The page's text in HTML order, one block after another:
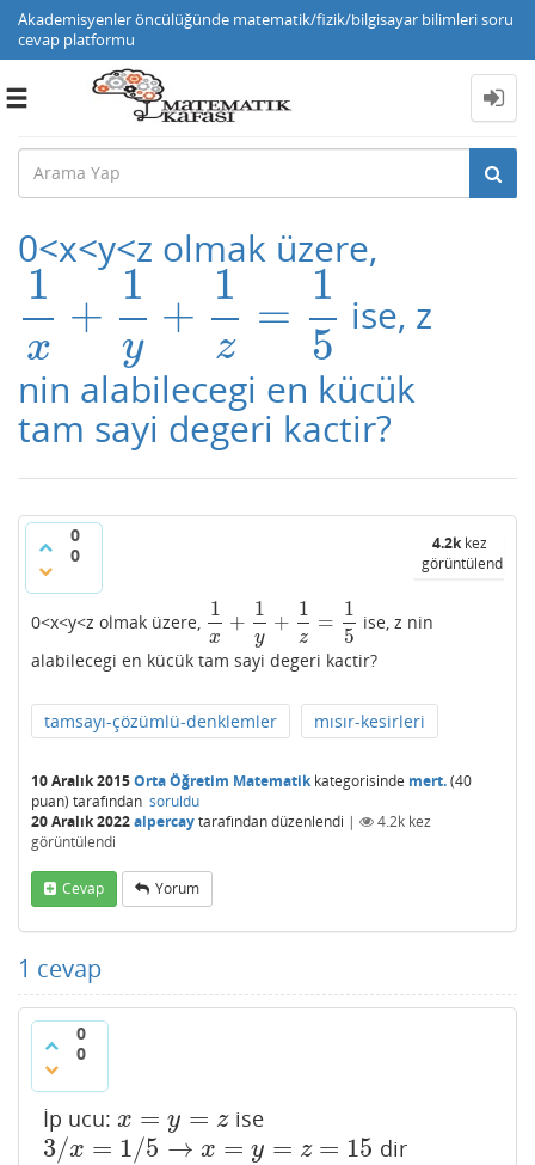
Akademisyenler öncülüğünde matematik/fizik/bilgisayar bilimleri soru
cevap platformu
Toggle
0<x<y<z olmak üzere,
1
x
+
1
y
+
1
z
=
1
5
1x +1y +1 z= 15
ise, z
nin alabilecegi en kücük
tam sayi degeri kactir?
0
0
4.2kkez
görüntülendi
0<x<y<z olmak üzere,
1
x
+
1
y
+
1
z
=
1
5
1x +1y +1 z=1 5
ise, z nin
alabilecegi en kücük tam sayi degeri kactir?
tamsayı-çözümlü-denklemler mısır-kesirleri
10 Aralık 2015Orta Öğretim Matematikkategorisinde mert.(40
puan) tarafından soruldu
20 Aralık 2022alpercaytarafındandüzenlendi | 4.2k kez
görüntülendi
Cevap Yorum
1 cevap
0
0
İp ucu: x = y = z
x= y= z ise
3/x = 1/5 → x = y = z = 15
3/x= 1/5 →x= y=z =15 dir